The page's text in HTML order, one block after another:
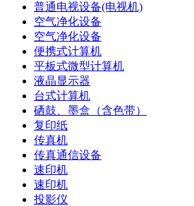
普通电视设备(电视机)
空气净化设备
空气净化设备
便携式计算机
平板式微型计算机
液晶显示器
台式计算机
硒鼓、墨盒（含色带）
复印纸
传真机
传真通信设备
速印机
速印机
投影仪